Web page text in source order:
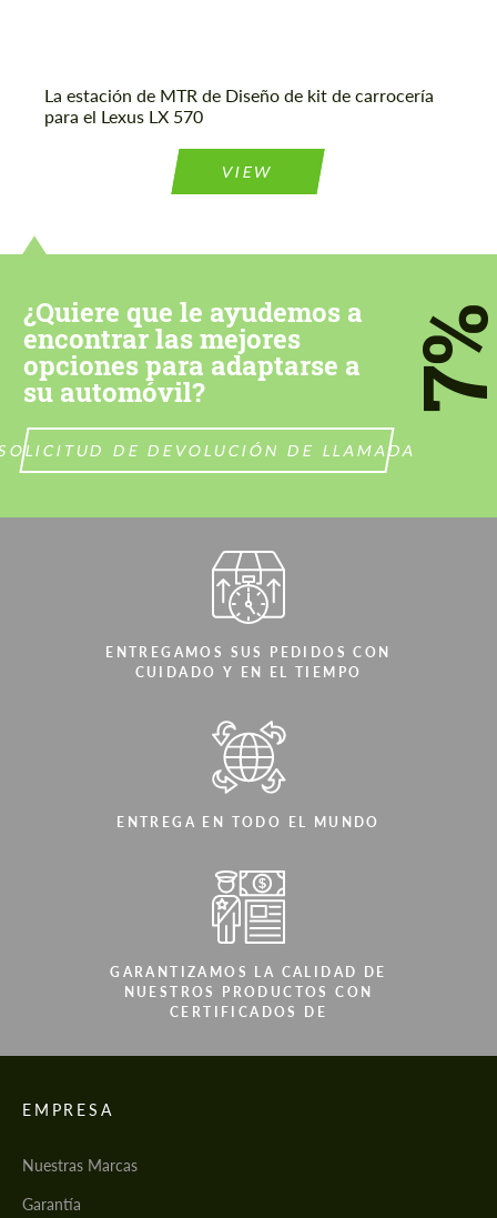
La estación de MTR de Diseño de kit de carrocería
para el Lexus LX 570
VIEW
¿Quiere que le ayudemos a
encontrar las mejores
opciones para adaptarse a
su automóvil?
DE DEVOLUCIÓN DE LLAMADA
ENTREGAMOS SUS PEDIDOS CON
CUIDADO Y EN EL TIEMPO
ENTREGA EN TODO EL MUNDO
GARANTIZAMOS LA CALIDAD DE
NUESTROS PRODUCTOS CON
CERTIFICADOS DE
EMPRESA
Nuestras Marcas
Garantía
Acepta el tratamiento de datos de
carácter personal
Acepta el tratamiento de datos de
carácter personal
Hablamos su idioma